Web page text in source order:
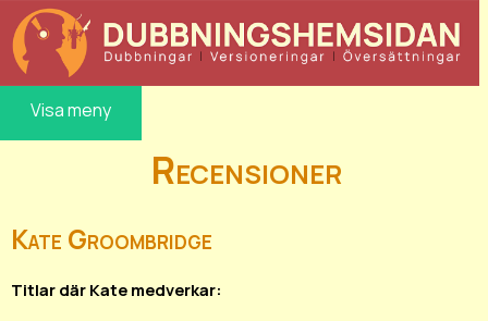
Visa meny
Recensioner
Kate Groombridge
Titlar där Kate medverkar: